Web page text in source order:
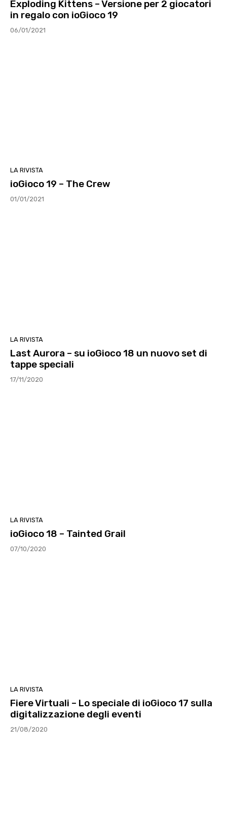
Exploding Kittens – Versione per 2 giocatori
in regalo con ioGioco 19
06/01/2021
LA RIVISTA
ioGioco 19 – The Crew
01/01/2021
LA RIVISTA
Last Aurora – su ioGioco 18 un nuovo set di
tappe speciali
17/11/2020
LA RIVISTA
ioGioco 18 – Tainted Grail
07/10/2020
LA RIVISTA
Fiere Virtuali – Lo speciale di ioGioco 17 sulla
digitalizzazione degli eventi
21/08/2020